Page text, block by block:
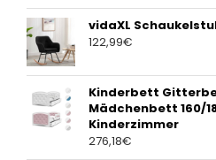
vidaXL
122,99€
Kinderbett
Mädchenbett 160/
Kinderzimmer
276,18€